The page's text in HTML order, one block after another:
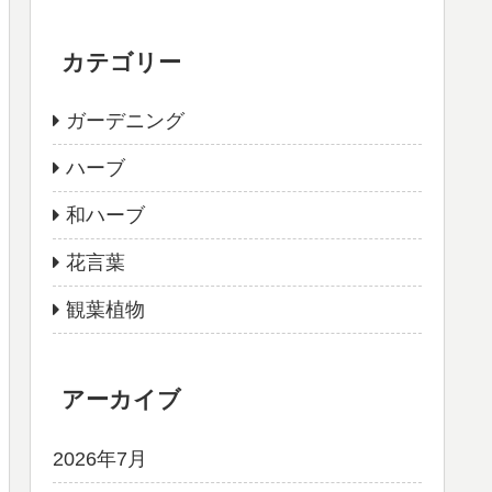
カテゴリー
ガーデニング
ハーブ
和ハーブ
花言葉
観葉植物
アーカイブ
2026年7月